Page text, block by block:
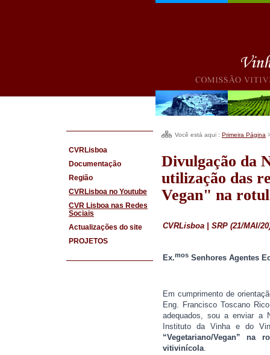
CVRLisboa
Documentação
Região
CVRLisboa no Youtube
CVR Lisboa nas Redes
Sociais
Actualizações do site
PROJETOS
Você está aqui : Primeira Página
Divulgação da
utilização das
Vegan" na
CVRLisboa | SRP (21/MAI/
Ex.mos Senhores Agentes
Em cumprimento de
Eng. Francisco Toscano
adequados, sou a enviar a
Instituto da Vinha e do
“Vegetariano/Vegan”
vitivinícola.